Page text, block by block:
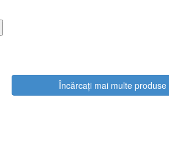
Încărcați mai multe produse